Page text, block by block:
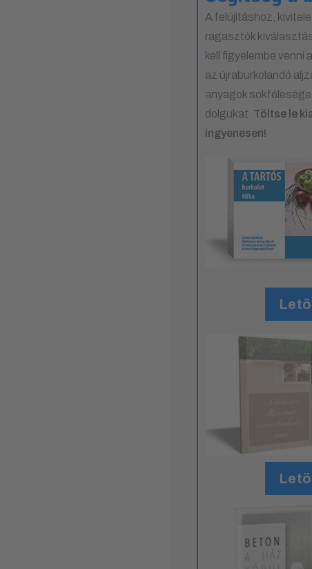
A felújításhoz,
ragasztók
kell figyelembe venni
az újraburkolandó
anyagok
dolgukat. Töltse le
ingyenesen!